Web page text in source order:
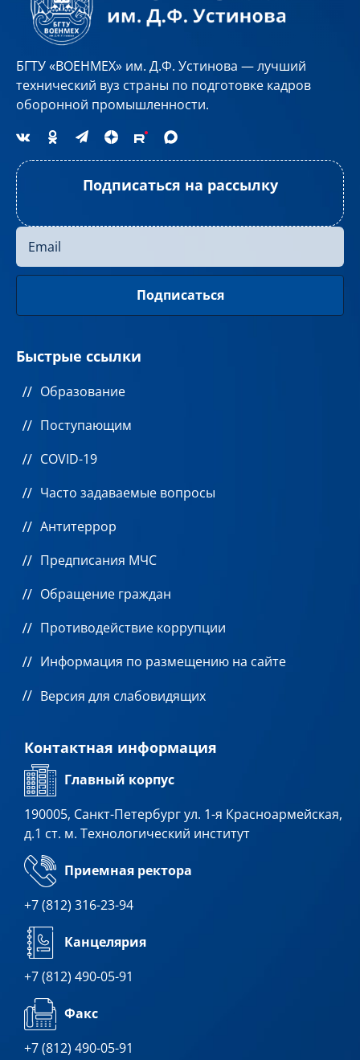
БГТУ «ВОЕНМЕХ» им. Д.Ф. Устинова — лучший
технический вуз страны по подготовке кадров
оборонной промышленности.
Подписаться на рассылку
Быстрые ссылки
Образование
Поступающим
COVID-19
Часто задаваемые вопросы
Антитеррор
Предписания МЧС
Обращение граждан
Противодействие коррупции
Информация по размещению на сайте
Версия для слабовидящих
Контактная информация
Главный корпус
190005, Санкт-Петербург ул. 1-я Красноармейская,
д.1 ст. м. Технологический институт
Приемная ректора
+7 (812) 316-23-94
Канцелярия
+7 (812) 490-05-91
Факс
+7 (812) 490-05-91